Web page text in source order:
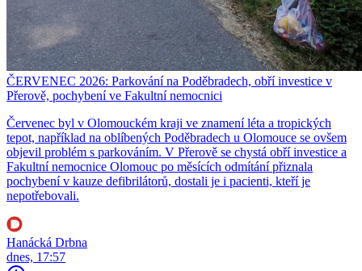
ČERVENEC 2026: Parkování na Poděbradech, obří investice v
Přerově, pochybení ve Fakultní nemocnici
Červenec byl v Olomouckém kraji ve znamení léta a tropických
tepot, například na oblíbených Poděbradech u Olomouce se ovšem
objevil problém s parkováním. V Přerově se chystá obří investice a
Fakultní nemocnice Olomouc po měsících odmítání přiznala
pochybení v kauze defibrilátorů, dostali je i pacienti, kteří je
nepotřebovali.
Hanácká Drbna
dnes, 17:57